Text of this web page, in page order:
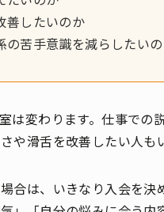
善したいのか
の苦手意識を減らしたい
は変わります。仕事で
や滑舌を改善したい人も
合は、いきなり入会を